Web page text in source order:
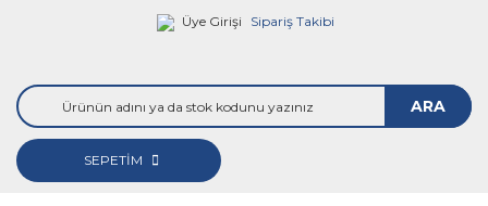
Üye Girişi Sipariş Takibi
ARA
SEPETİM